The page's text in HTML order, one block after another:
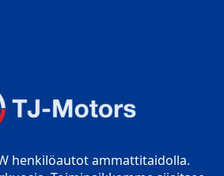
henkilöautot ammattitaidolla.